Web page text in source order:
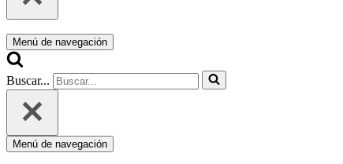
Menú de navegación
Buscar...
Menú de navegación